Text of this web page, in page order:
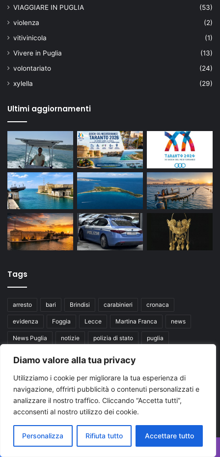
Diamo valore alla tua privacy
Utilizziamo i cookie per migliorare la tua esperienza di
navigazione, offrirti pubblicità o contenuti personalizzati e
analizzare il nostro traffico. Cliccando “Accetta tutti”,
acconsenti al nostro utilizzo dei cookie.
Personalizza Rifiuta tutto Accettare tutto
VIAGGIARE IN PUGLIA
(53)
violenza
(2)
vitivinicola
(1)
Vivere in Puglia
(13)
volontariato
(24)
xylella
(29)
Ultimi aggiornamenti
Tags
arresto bari Brindisi carabinieri cronaca
evidenza Foggia Lecce Martina Franca news
News Puglia notizie polizia di stato puglia
Seguici su
Facebook
X
You